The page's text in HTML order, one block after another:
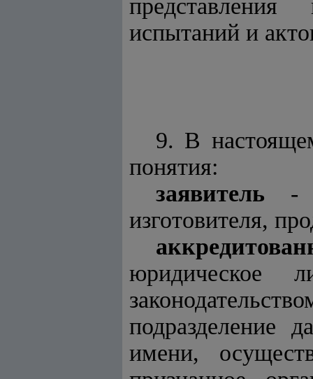
испытаний и
9. В
понятия:
заявитель -
изготовителя,
юридическое
подразделение
имени,